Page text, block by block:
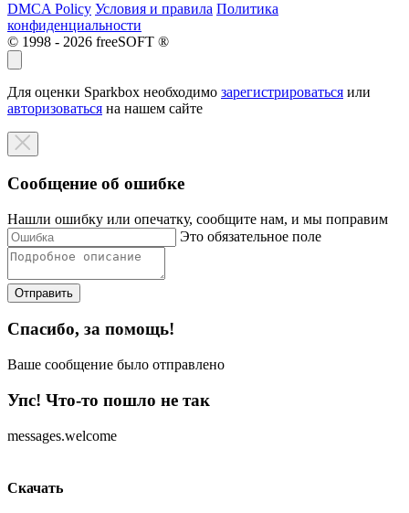
DMCA Policy Условия и правила Политика
конфиденциальности
© 1998 - 2026 freeSOFT ®
Для оценки Sparkbox необходимо зарегистрироваться или
авторизоваться на нашем сайте
Сообщение об ошибке
Нашли ошибку или опечатку, сообщите нам, и мы поправим
Это обязательное поле
Отправить
Спасибо, за помощь!
Ваше сообщение было отправлено
Упс! Что-то пошло не так
messages.welcome
Скачать